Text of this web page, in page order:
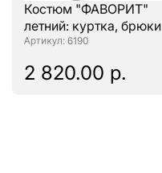
Костюм "ФАВОРИТ"
летний: куртка, брюки
: 6190
2 820.00 р.